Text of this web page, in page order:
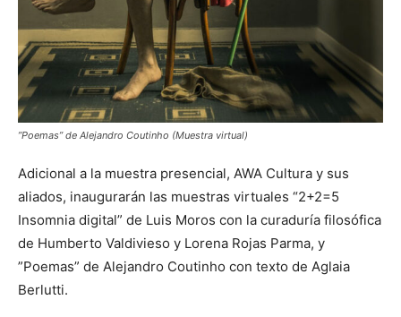
”Poemas” de Alejandro Coutinho (Muestra virtual)
Adicional a la muestra presencial, AWA Cultura y sus
aliados, inaugurarán las muestras virtuales “2+2=5
Insomnia digital” de Luis Moros con la curaduría filosófica
de Humberto Valdivieso y Lorena Rojas Parma, y
”Poemas” de Alejandro Coutinho con texto de Aglaia
Berlutti.